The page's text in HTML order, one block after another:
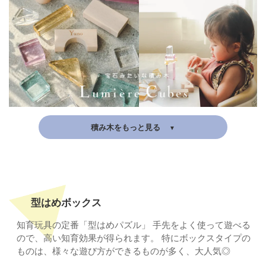
積み木をもっと見る
型はめボックス
知育玩具の定番「型はめパズル」
手先をよく使って遊べる
ので、高い知育効果が得られます。
特にボックスタイプの
ものは、様々な遊び方ができるものが多く、大人気◎